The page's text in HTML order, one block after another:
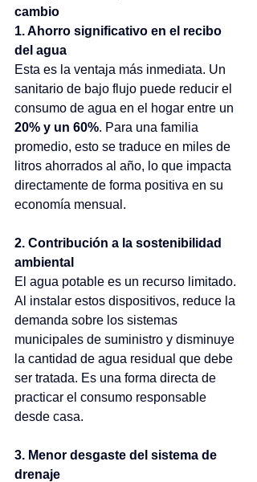
cambio
1. Ahorro significativo en el recibo
del agua
Esta es la ventaja más inmediata. Un
sanitario de bajo flujo puede reducir el
consumo de agua en el hogar entre un
20% y un 60%. Para una familia
promedio, esto se traduce en miles de
litros ahorrados al año, lo que impacta
directamente de forma positiva en su
economía mensual.
2. Contribución a la sostenibilidad
ambiental
El agua potable es un recurso limitado.
Al instalar estos dispositivos, reduce la
demanda sobre los sistemas
municipales de suministro y disminuye
la cantidad de agua residual que debe
ser tratada. Es una forma directa de
practicar el consumo responsable
desde casa.
3. Menor desgaste del sistema de
drenaje